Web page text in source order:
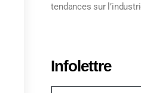
tendances sur
Infolettre